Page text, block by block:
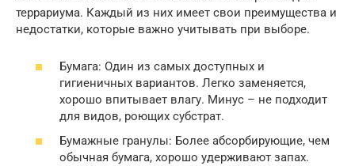
террариума. Каждый из них имеет свои преимущества и
недостатки, которые важно учитывать при выборе.
Бумага: Один из самых доступных и
гигиеничных вариантов. Легко заменяется,
хорошо впитывает влагу. Минус – не подходит
для видов, роющих субстрат.
Бумажные гранулы: Более абсорбирующие, чем
обычная бумага, хорошо удерживают запах.